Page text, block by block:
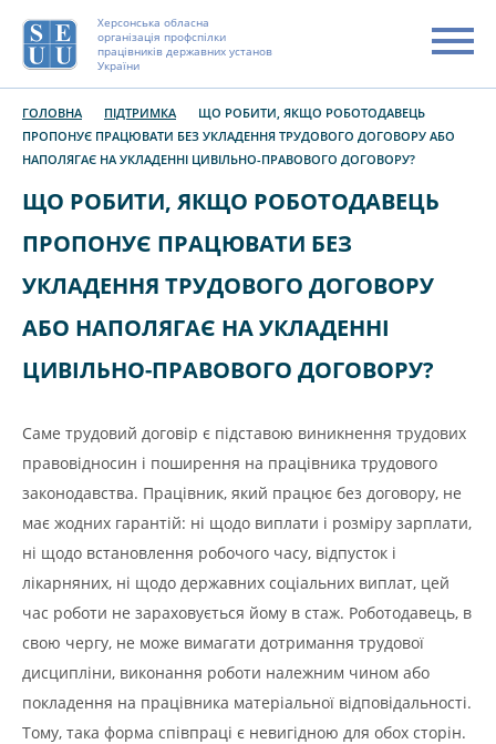
Херсонська обласна
організація профспілки
працівників державних установ
України
ГОЛОВНА ПІДТРИМКА
ЩО РОБИТИ, ЯКЩО РОБОТОДАВЕЦЬ
ПРОПОНУЄ ПРАЦЮВАТИ БЕЗ УКЛАДЕННЯ ТРУДОВОГО ДОГОВОРУ АБО
НАПОЛЯГАЄ НА УКЛАДЕННІ ЦИВІЛЬНО-ПРАВОВОГО ДОГОВОРУ?
ЩО РОБИТИ, ЯКЩО РОБОТОДАВЕЦЬ
ПРОПОНУЄ ПРАЦЮВАТИ БЕЗ
УКЛАДЕННЯ ТРУДОВОГО ДОГОВОРУ
АБО НАПОЛЯГАЄ НА УКЛАДЕННІ
ЦИВІЛЬНО-ПРАВОВОГО ДОГОВОРУ?
Саме трудовий договір є підставою виникнення трудових
правовідносин і поширення на працівника трудового
законодавства. Працівник, який працює без договору, не
має жодних гарантій: ні щодо виплати і розміру зарплати,
ні щодо встановлення робочого часу, відпусток і
лікарняних, ні щодо державних соціальних виплат, цей
час роботи не зараховується йому в стаж. Роботодавець, в
свою чергу, не може вимагати дотримання трудової
дисципліни, виконання роботи належним чином або
покладення на працівника матеріальної відповідальності.
Тому, така форма співпраці є невигідною для обох сторін.